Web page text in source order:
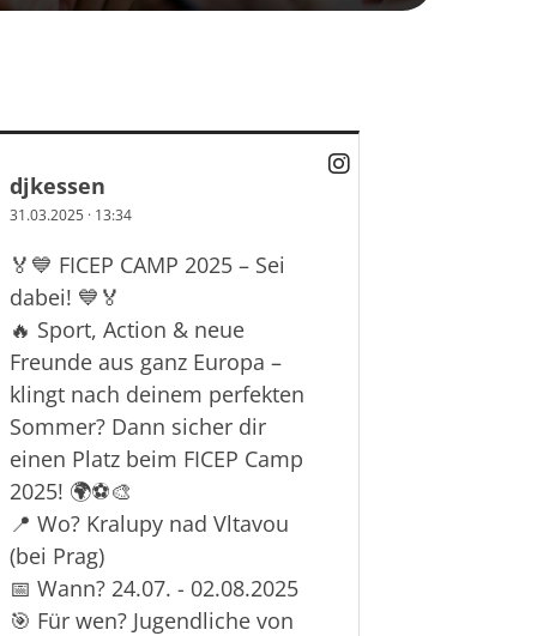
djkessen
31.03.2025 · 13:34
🏅💙 FICEP CAMP 2025 – Sei
dabei! 💙🏅
🔥 Sport, Action & neue
Freunde aus ganz Europa –
klingt nach deinem perfekten
Sommer? Dann sicher dir
einen Platz beim FICEP Camp
2025! 🌍⚽🎨
📍 Wo? Kralupy nad Vltavou
(bei Prag)
📅 Wann? 24.07. - 02.08.2025
🎯 Für wen? Jugendliche von
2026